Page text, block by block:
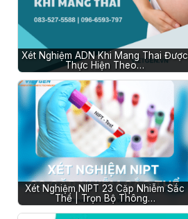
Xét Nghiệm ADN Khi Mang Thai Được
Thực Hiện Theo…
Xét Nghiệm NIPT 23 Cặp Nhiễm Sắc
Thể | Trọn Bộ Thông…